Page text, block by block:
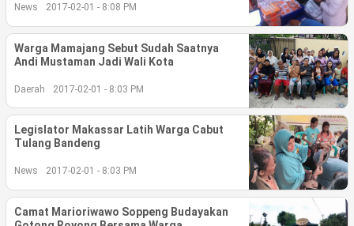
©
Copyright
2026
News 2017-02-01 - 8:08 PM
Warga Mamajang Sebut Sudah Saatnya
Andi Mustaman Jadi Wali Kota
Daerah 2017-02-01 - 8:03 PM
Legislator Makassar Latih Warga Cabut
Tulang Bandeng
News 2017-02-01 - 8:03 PM
Camat Marioriwawo Soppeng Budayakan